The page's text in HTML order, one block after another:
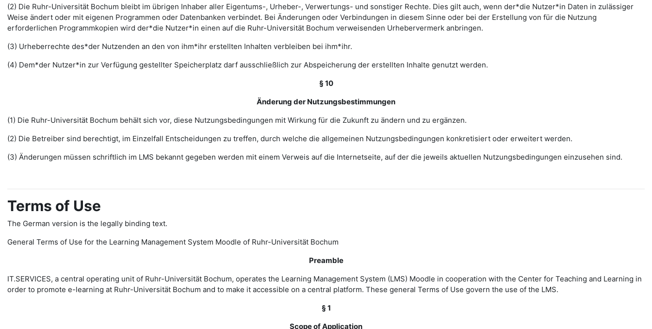
(2) Die Ruhr-Universität Bochum bleibt im übrigen Inhaber aller Eigentums-, Urheber-, Verwertungs- und sonstiger Rechte. Dies gilt auch, wenn der*die Nutzer*in Daten in zulässiger
Weise ändert oder mit eigenen Programmen oder Datenbanken verbindet. Bei Änderungen oder Verbindungen in diesem Sinne oder bei der Erstellung von für die Nutzung
erforderlichen Programmkopien wird der*die Nutzer*in einen auf die Ruhr-Universität Bochum verweisenden Urhebervermerk anbringen.
(3) Urheberrechte des*der Nutzenden an den von ihm*ihr erstellten Inhalten verbleiben bei ihm*ihr.
(4) Dem*der Nutzer*in zur Verfügung gestellter Speicherplatz darf ausschließlich zur Abspeicherung der erstellten Inhalte genutzt werden.
§ 10
Änderung der Nutzungsbestimmungen
(1) Die Ruhr-Universität Bochum behält sich vor, diese Nutzungsbedingungen mit Wirkung für die Zukunft zu ändern und zu ergänzen.
(2) Die Betreiber sind berechtigt, im Einzelfall Entscheidungen zu treffen, durch welche die allgemeinen Nutzungsbedingungen konkretisiert oder erweitert werden.
(3) Änderungen müssen schriftlich im LMS bekannt gegeben werden mit einem Verweis auf die Internetseite, auf der die jeweils aktuellen Nutzungsbedingungen einzusehen sind.
Terms of Use
The German version is the legally binding text.
General Terms of Use for the Learning Management System Moodle of Ruhr-Universität Bochum
Preamble
IT.SERVICES, a central operating unit of Ruhr-Universität Bochum, operates the Learning Management System (LMS) Moodle in cooperation with the Center for Teaching and Learning in
order to promote e-learning at Ruhr-Universität Bochum and to make it accessible on a central platform. These general Terms of Use govern the use of the LMS.
§ 1
Scope of Application